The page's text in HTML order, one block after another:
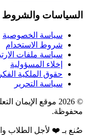
السياسات والشروط
سياسة الخصوصية
شروط الاستخدام
سياسة ملفات
إخلاء المسؤولية
حقوق الملكية
سياسة التحرير
©
2026 موقع الإيمان
محفوظة.
صُنع بـ ❤️ لأجل الطلاب